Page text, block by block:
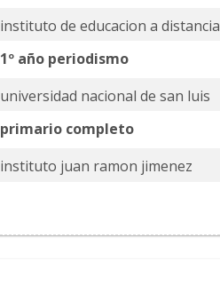
instituto de educacion a distancia
1º año periodismo
universidad nacional de san luis
primario completo
instituto juan ramon jimenez